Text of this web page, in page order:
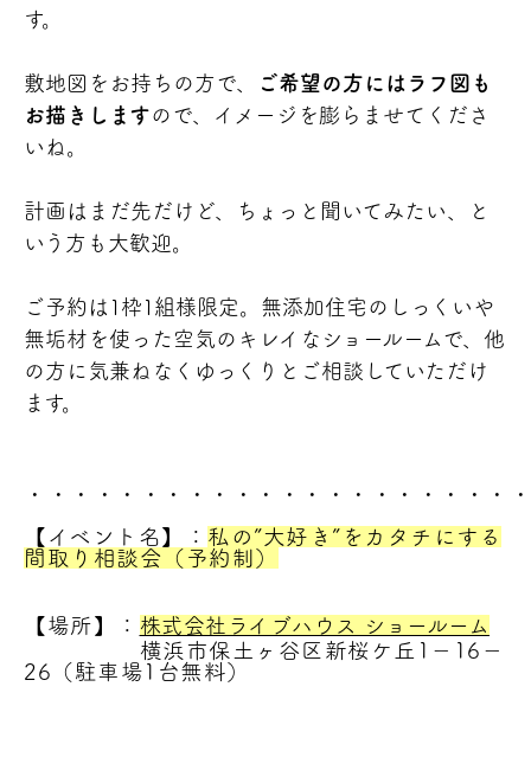
す。
敷地図をお持ちの方で、
ご希望の方にはラフ図も
お描きしますので、イメージを膨らませてくださ
いね。
計画はまだ先だけど、ちょっと聞いてみたい、と
いう方も大歓迎。
ご予約は1枠1組様限定。無添加住宅のしっくいや
無垢材を使った空気のキレイなショールームで、他
の方に気兼ねなくゆっくりとご相談していただけ
ます。
・・・・・・・・・・・・・・・・・・・・・
【イベント名】： 私の”大好き”をカタチにする
間取り相談会（予約制）
【場所】 ： 株式会社ライブハウス ショールーム
横浜市保土ヶ谷区新桜ケ丘1－16－
26（駐車場1台無料）